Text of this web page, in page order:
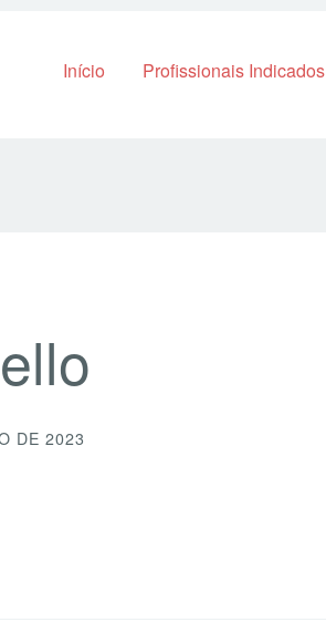
Skip to content
Início Profissionais Indicados
DE 2023